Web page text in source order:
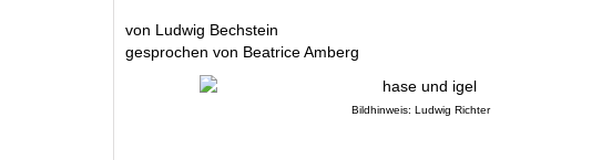
von Ludwig Bechstein
gesprochen von Beatrice Amberg
Bildhinweis: Ludwig Richter